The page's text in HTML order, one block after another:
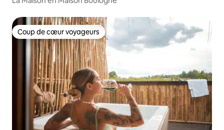
Coup de cœur voyageurs
Coup de cœur voyageurs